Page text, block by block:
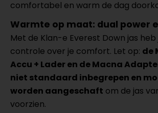
comfortabel en warm de dag
Warmte op maat: dual power
Met de Klan-e Everest Down jas
controle over je comfort. Let op: de
Accu + Lader en de Macna
niet standaard inbegrepen en
worden aangeschaft om de jas
voorzien.